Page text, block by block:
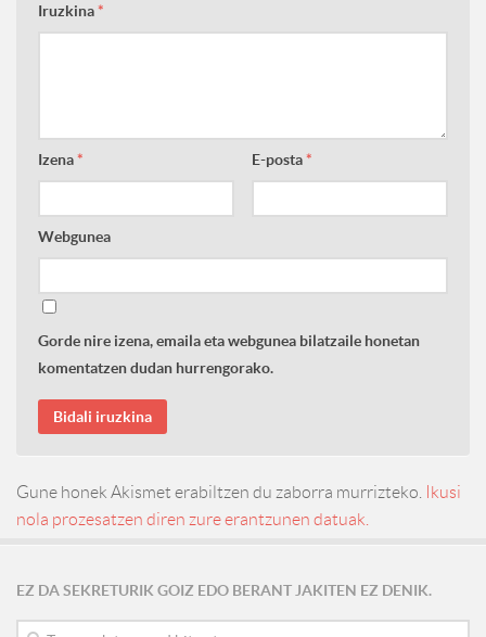
Iruzkina*
Izena* E-posta*
Webgunea
Gorde nire izena, emaila eta webgunea bilatzaile honetan
komentatzen dudan hurrengorako.
Gune honek Akismet erabiltzen du zaborra murrizteko.
Ikusi
nola prozesatzen diren zure erantzunen datuak.
EZ DA SEKRETURIK GOIZ EDO BERANT JAKITEN EZ DENIK.